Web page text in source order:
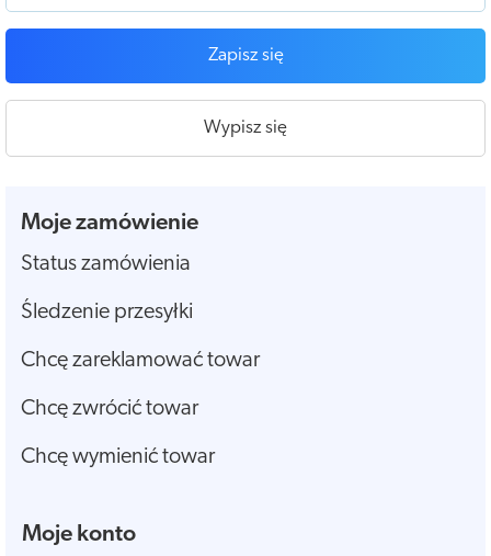
Zapisz się
Wypisz się
Moje zamówienie
Status zamówienia
Śledzenie przesyłki
Chcę zareklamować towar
Chcę zwrócić towar
Chcę wymienić towar
Moje konto